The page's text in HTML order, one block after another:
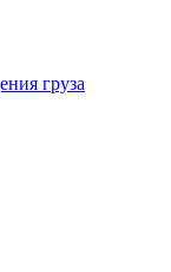
груза